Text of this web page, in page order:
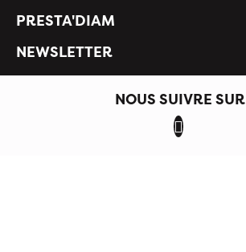
PRESTA'DIAM
NEWSLETTER
NOUS SUIVRE SUR